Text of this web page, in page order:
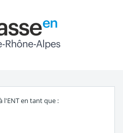
tant que
l'ENT en tant que :